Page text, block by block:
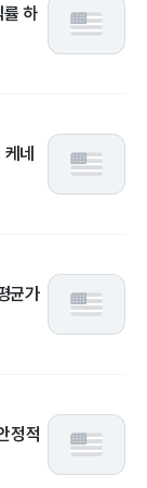
하
네
균가
정적